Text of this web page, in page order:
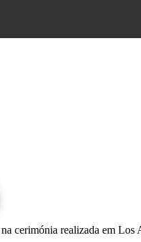
na cerimónia realizada em Los